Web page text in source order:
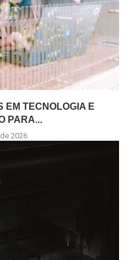
EM TECNOLOGIA E
PARA...
2026